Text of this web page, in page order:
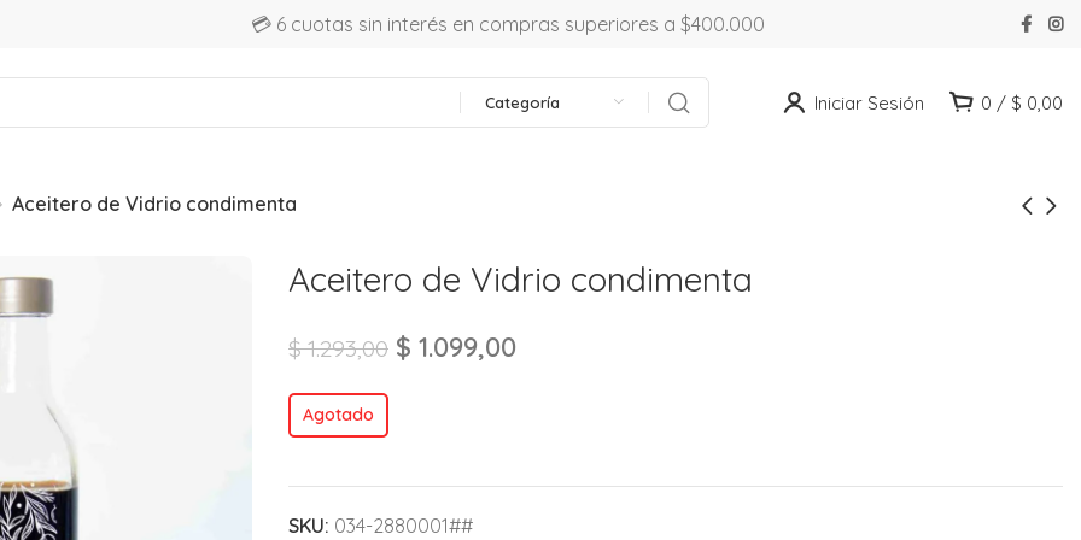
💳 6 cuotas sin interés en compras superiores a $400.000
Categoría Iniciar Sesión 0 / $ 0,00
Aceitero de Vidrio condimenta
Aceitero de Vidrio condimenta
$1.293,00 $ 1.099,00
Agotado
SKU: 034-2880001##